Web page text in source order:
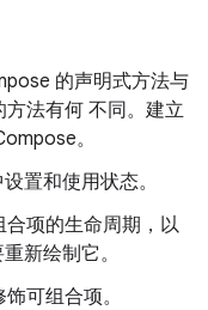
的声明式方法与
法有何 不同。建立
。
置和使用状态。
合项的生命周期，以
新绘制它。
可组合项。